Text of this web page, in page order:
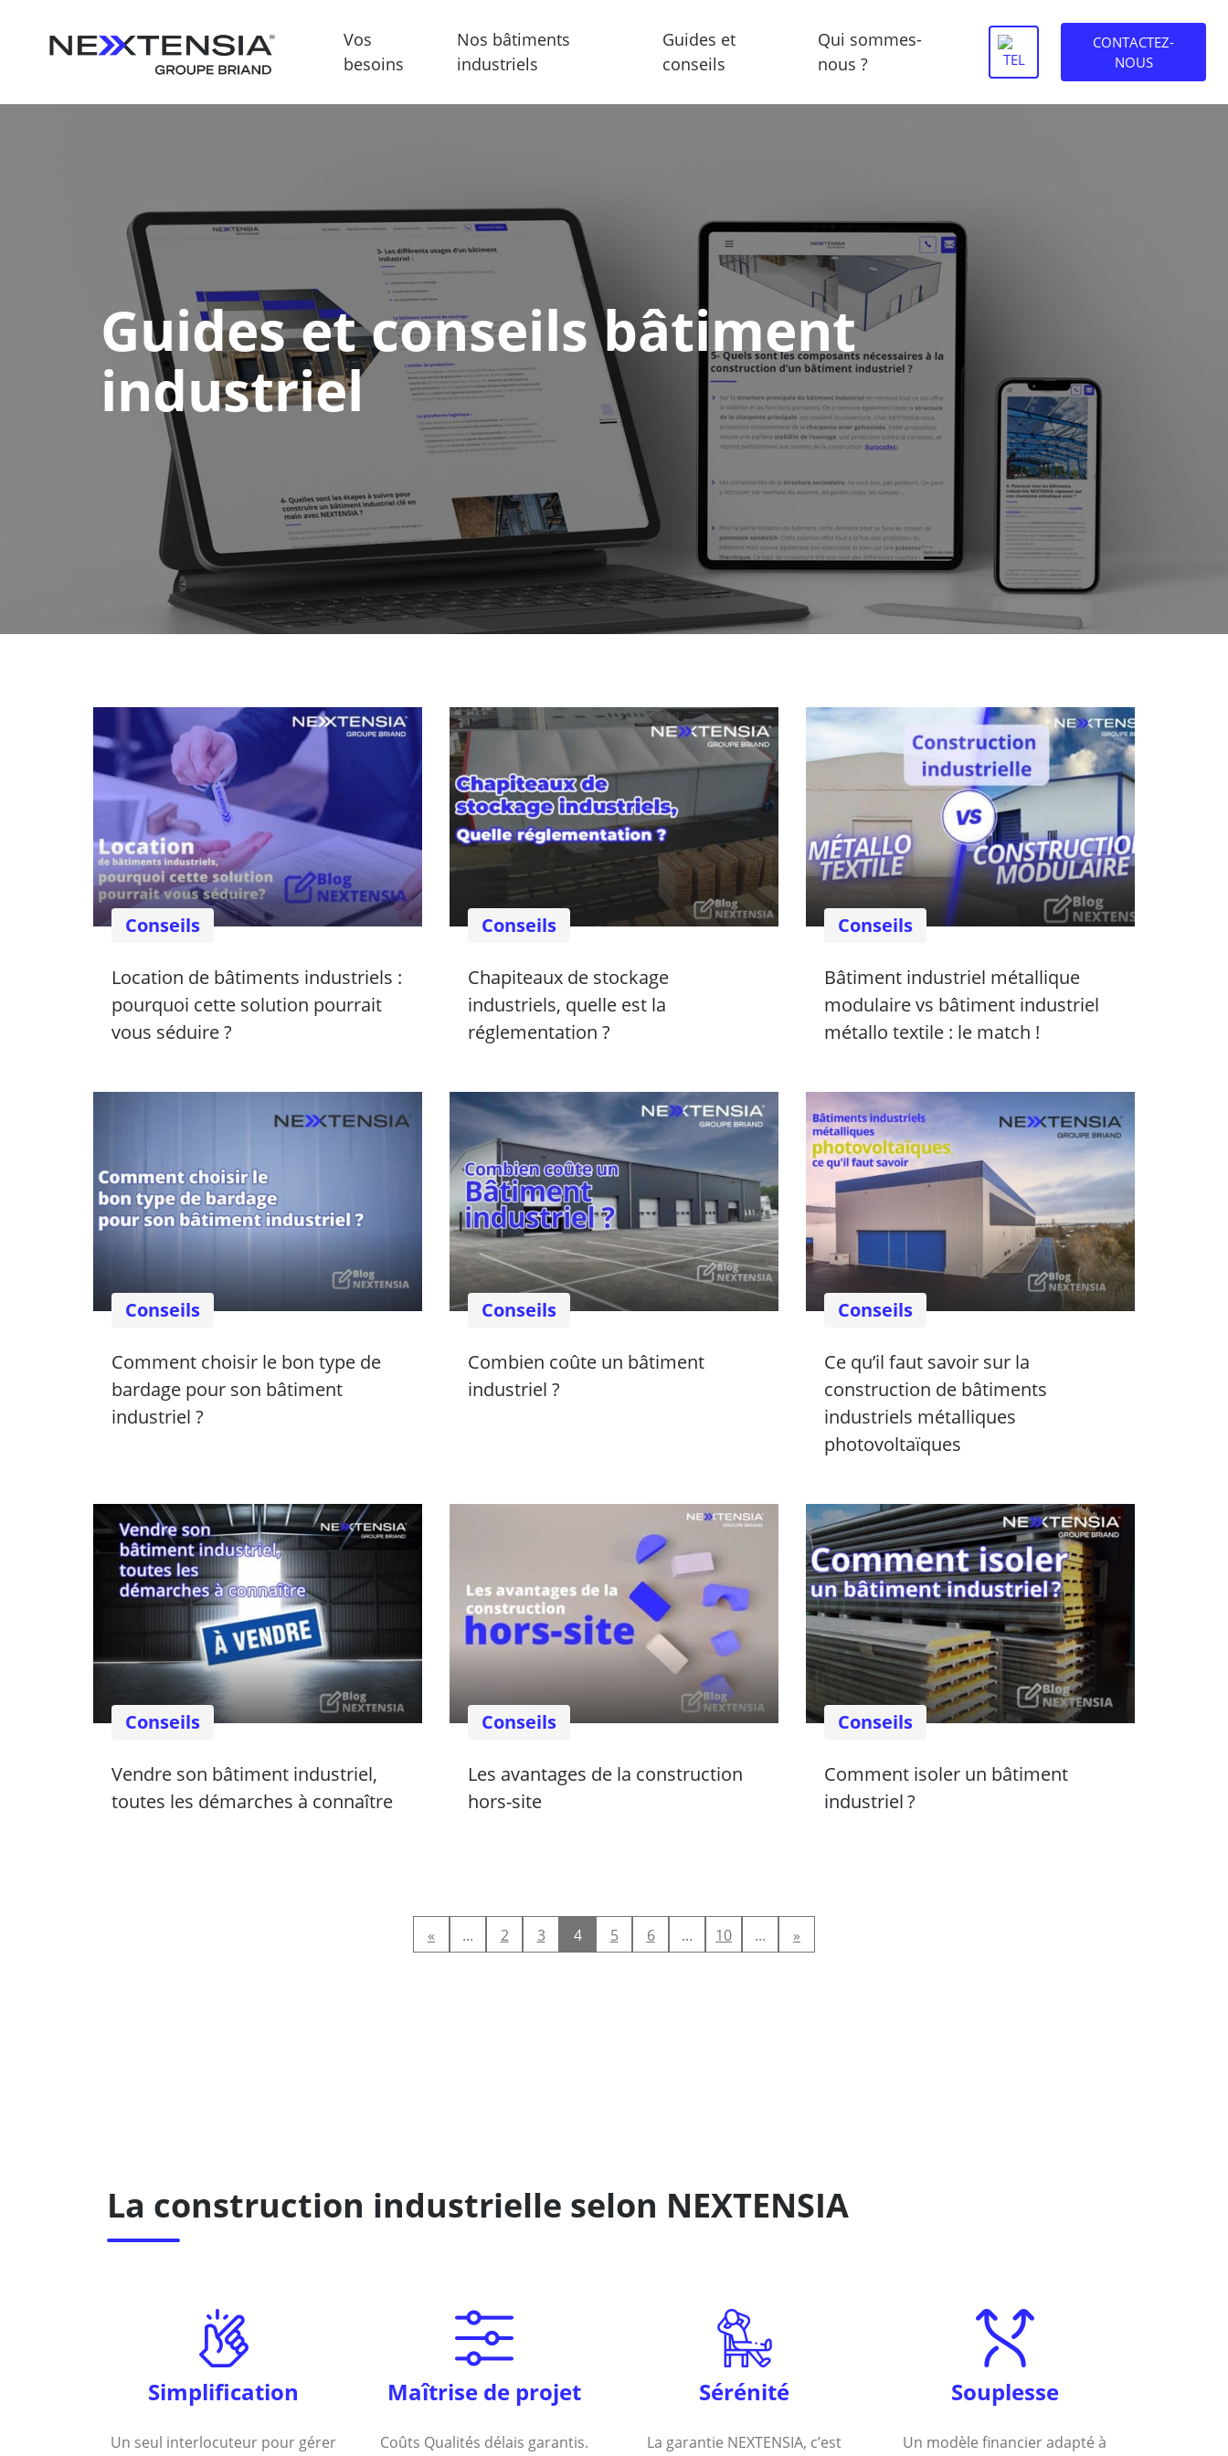
Vos
besoins
Nos bâtiments
industriels
Guides et
conseils
Qui sommes-
nous ?
CONTACTEZ-
NOUS
Guides et conseils bâtiment
industriel
Conseils
Location de bâtiments industriels :
pourquoi cette solution pourrait
vous séduire ?
Conseils
Chapiteaux de stockage
industriels, quelle est la
réglementation ?
Conseils
Bâtiment industriel métallique
modulaire vs bâtiment industriel
métallo textile : le match !
Conseils
Comment choisir le bon type de
bardage pour son bâtiment
industriel ?
Conseils
Combien coûte un bâtiment
industriel ?
Conseils
Ce qu’il faut savoir sur la
construction de bâtiments
industriels métalliques
photovoltaïques
Conseils
Vendre son bâtiment industriel,
toutes les démarches à connaître
Conseils
Les avantages de la construction
hors-site
Conseils
Comment isoler un bâtiment
industriel ?
« ... 2 3 4 5 6 ... 10 ... »
La construction industrielle selon NEXTENSIA
Simplification
Un seul interlocuteur pour gérer
Maîtrise de projet
Coûts Qualités délais garantis.
Sérénité
La garantie NEXTENSIA, c’est
Souplesse
Un modèle financier adapté à